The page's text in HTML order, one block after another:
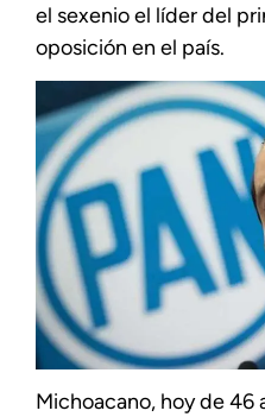
el sexenio el líder del
oposición en el país.
Michoacano, hoy de 46